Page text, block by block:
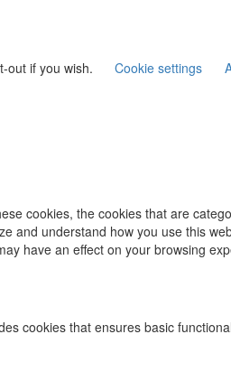
out if you wish.
Cookie settings
cookies, the cookies that are
understand how you use this
have an effect on your browsing
cookies that ensures basic